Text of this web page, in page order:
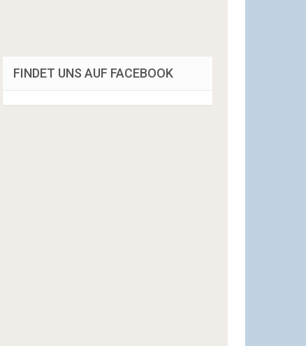
FINDET UNS AUF FACEBOOK